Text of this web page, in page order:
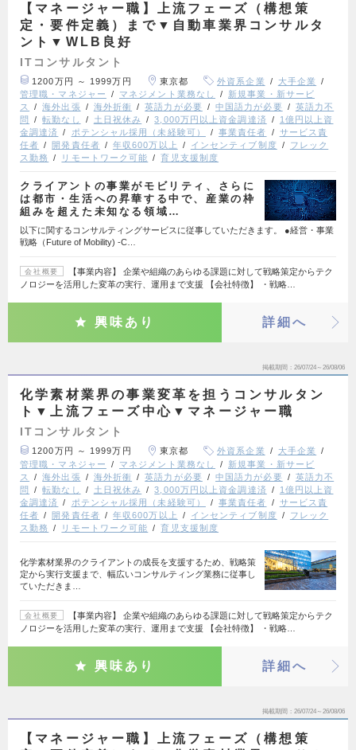
【マネージャー職】上流フェーズ（構想策
定・要件定義）まで▼自動車業界コンサルタ
ント▼WLB良好
ITコンサルタント
1200万円 ～ 1999万円 東京都 外資系企業
大手企業
管理職・マネジャー
マネジメント業務なし
新規事業・新サービ
ス
海外出張 海外折衝 英語力が必要 中国語力が必要
英語力不
問
転勤なし 土日祝休み 3,000万円以上資金調達済
1億円以上資
金調達済
ポテンシャル採用（未経験可） 事業責任者
サービス責
任者
開発責任者 年収600万以上 インセンティブ制度
フレック
ス勤務
リモートワーク可能 育児支援制度
クライアントの事業がモビリティ、さらに
は都市・生活への昇華する中で、産業の枠
組みを超えた未知なる領域…
以下に関するコンサルティングサービスに従事していただきます。 ●経営・事業
戦略（Future of Mobility) ‐C…
会社概要
【事業内容】 企業や組織のあらゆる課題に対して戦略策定からテク
ノロジーを活用した変革の実行、運用まで支援 【会社特徴】 ・戦略…
興味あり 詳細へ
掲載期間 26/07/24～26/08/06
化学素材業界の事業変革を担うコンサルタン
ト▼上流フェーズ中心▼マネージャー職
ITコンサルタント
1200万円 ～ 1999万円 東京都 外資系企業
大手企業
管理職・マネジャー
マネジメント業務なし
新規事業・新サービ
ス
海外出張 海外折衝 英語力が必要 中国語力が必要
英語力不
問
転勤なし 土日祝休み 3,000万円以上資金調達済
1億円以上資
金調達済
ポテンシャル採用（未経験可） 事業責任者
サービス責
任者
開発責任者 年収600万以上 インセンティブ制度
フレック
ス勤務
リモートワーク可能 育児支援制度
化学素材業界のクライアントの成長を支援するため、戦略策
定から実行支援まで、幅広いコンサルティング業務に従事し
ていただきま…
会社概要
【事業内容】 企業や組織のあらゆる課題に対して戦略策定からテク
ノロジーを活用した変革の実行、運用まで支援 【会社特徴】 ・戦略…
興味あり 詳細へ
掲載期間 26/07/24～26/08/06
【マネージャー職】上流フェーズ（構想策